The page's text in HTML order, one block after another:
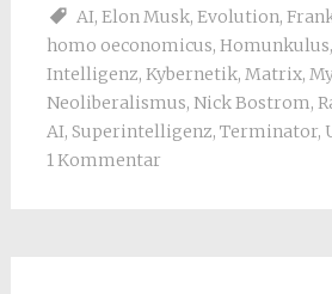
AI, Elon Musk, Evolution,
homo oeconomicus, Homunkulus,
Intelligenz, Kybernetik, Matrix,
Neoliberalismus, Nick Bostrom,
AI, Superintelligenz, Terminator,
1 Kommentar